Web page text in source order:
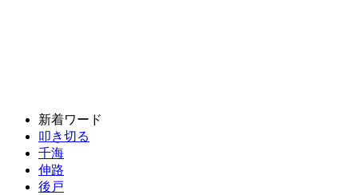
新着ワード
叩き切る
千海
伸路
後戸